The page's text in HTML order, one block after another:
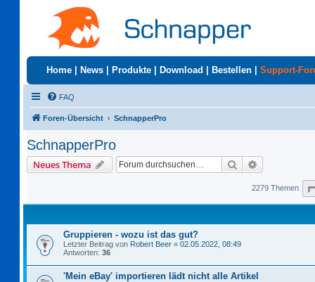
Home News Produkte Download Bestellen Support-
FAQ
Foren-Übersicht SchnapperPro
SchnapperPro
Neues Thema Suche
2279 Themen
Gruppieren - wozu ist das gut?
Letzter Beitrag von Robert Beer « 02.05.2022, 08:49
Antworten: 36
'Mein eBay' importieren lädt nicht alle Artikel